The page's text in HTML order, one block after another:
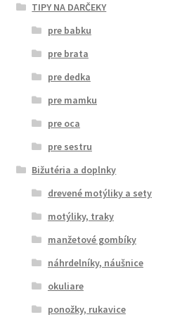
TIPY NA DARČEKY
pre babku
pre brata
pre dedka
pre mamku
pre oca
pre sestru
Bižutéria a doplnky
drevené motýliky a sety
motýliky, traky
manžetové gombíky
náhrdelníky, náušnice
okuliare
ponožky, rukavice